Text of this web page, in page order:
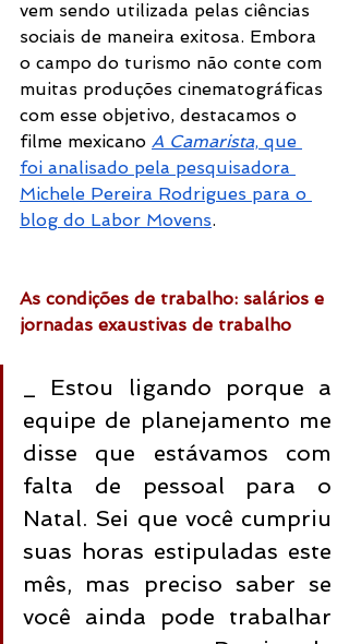
vem sendo utilizada pelas ciências
sociais de maneira exitosa. Embora
o campo do turismo não conte com
muitas produções cinematográficas
com esse objetivo, destacamos o
filme mexicano A Camarista, que
foi analisado pela pesquisadora
Michele Pereira Rodrigues para o
blog do Labor Movens.
As condições de trabalho: salários e
jornadas exaustivas de trabalho
_ Estou ligando porque a
equipe de planejamento me
disse que estávamos com
falta de pessoal para o
Natal. Sei que você cumpriu
suas horas estipuladas este
mês, mas preciso saber se
você ainda pode trabalhar